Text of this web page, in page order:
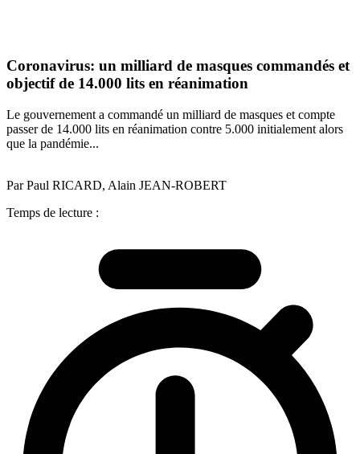
Coronavirus: un milliard de masques commandés et
objectif de 14.000 lits en réanimation
Le gouvernement a commandé un milliard de masques et compte
passer de 14.000 lits en réanimation contre 5.000 initialement alors
que la pandémie...
Par Paul RICARD, Alain JEAN-ROBERT
Temps de lecture :